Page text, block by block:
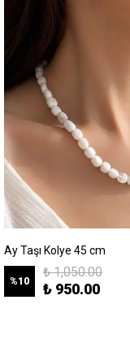
Ay Taşı Kolye 45 cm
%10
₺ 1,050.00
₺ 950.00